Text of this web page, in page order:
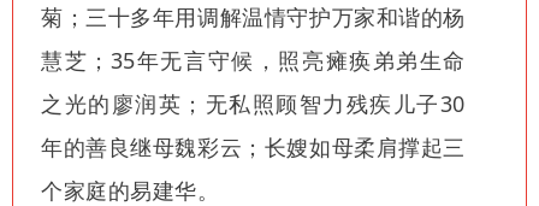
菊；三十多年用调解温情守护万家和谐的杨
慧芝；35年无言守候，照亮瘫痪弟弟生命
之光的廖润英；无私照顾智力残疾儿子30
年的善良继母魏彩云；长嫂如母柔肩撑起三
个家庭的易建华。